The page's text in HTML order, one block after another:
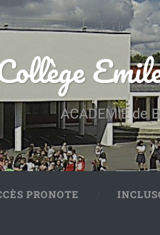
ACADEMIE de
PRONOTE